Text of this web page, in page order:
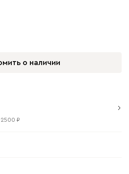
о наличии
2500